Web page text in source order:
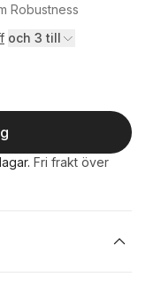
Robustness
och 3 till
. Fri frakt över